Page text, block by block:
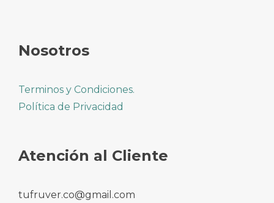
Nosotros
Terminos y Condiciones.
Política de Privacidad
Atención al Cliente
tufruver.co@gmail.com